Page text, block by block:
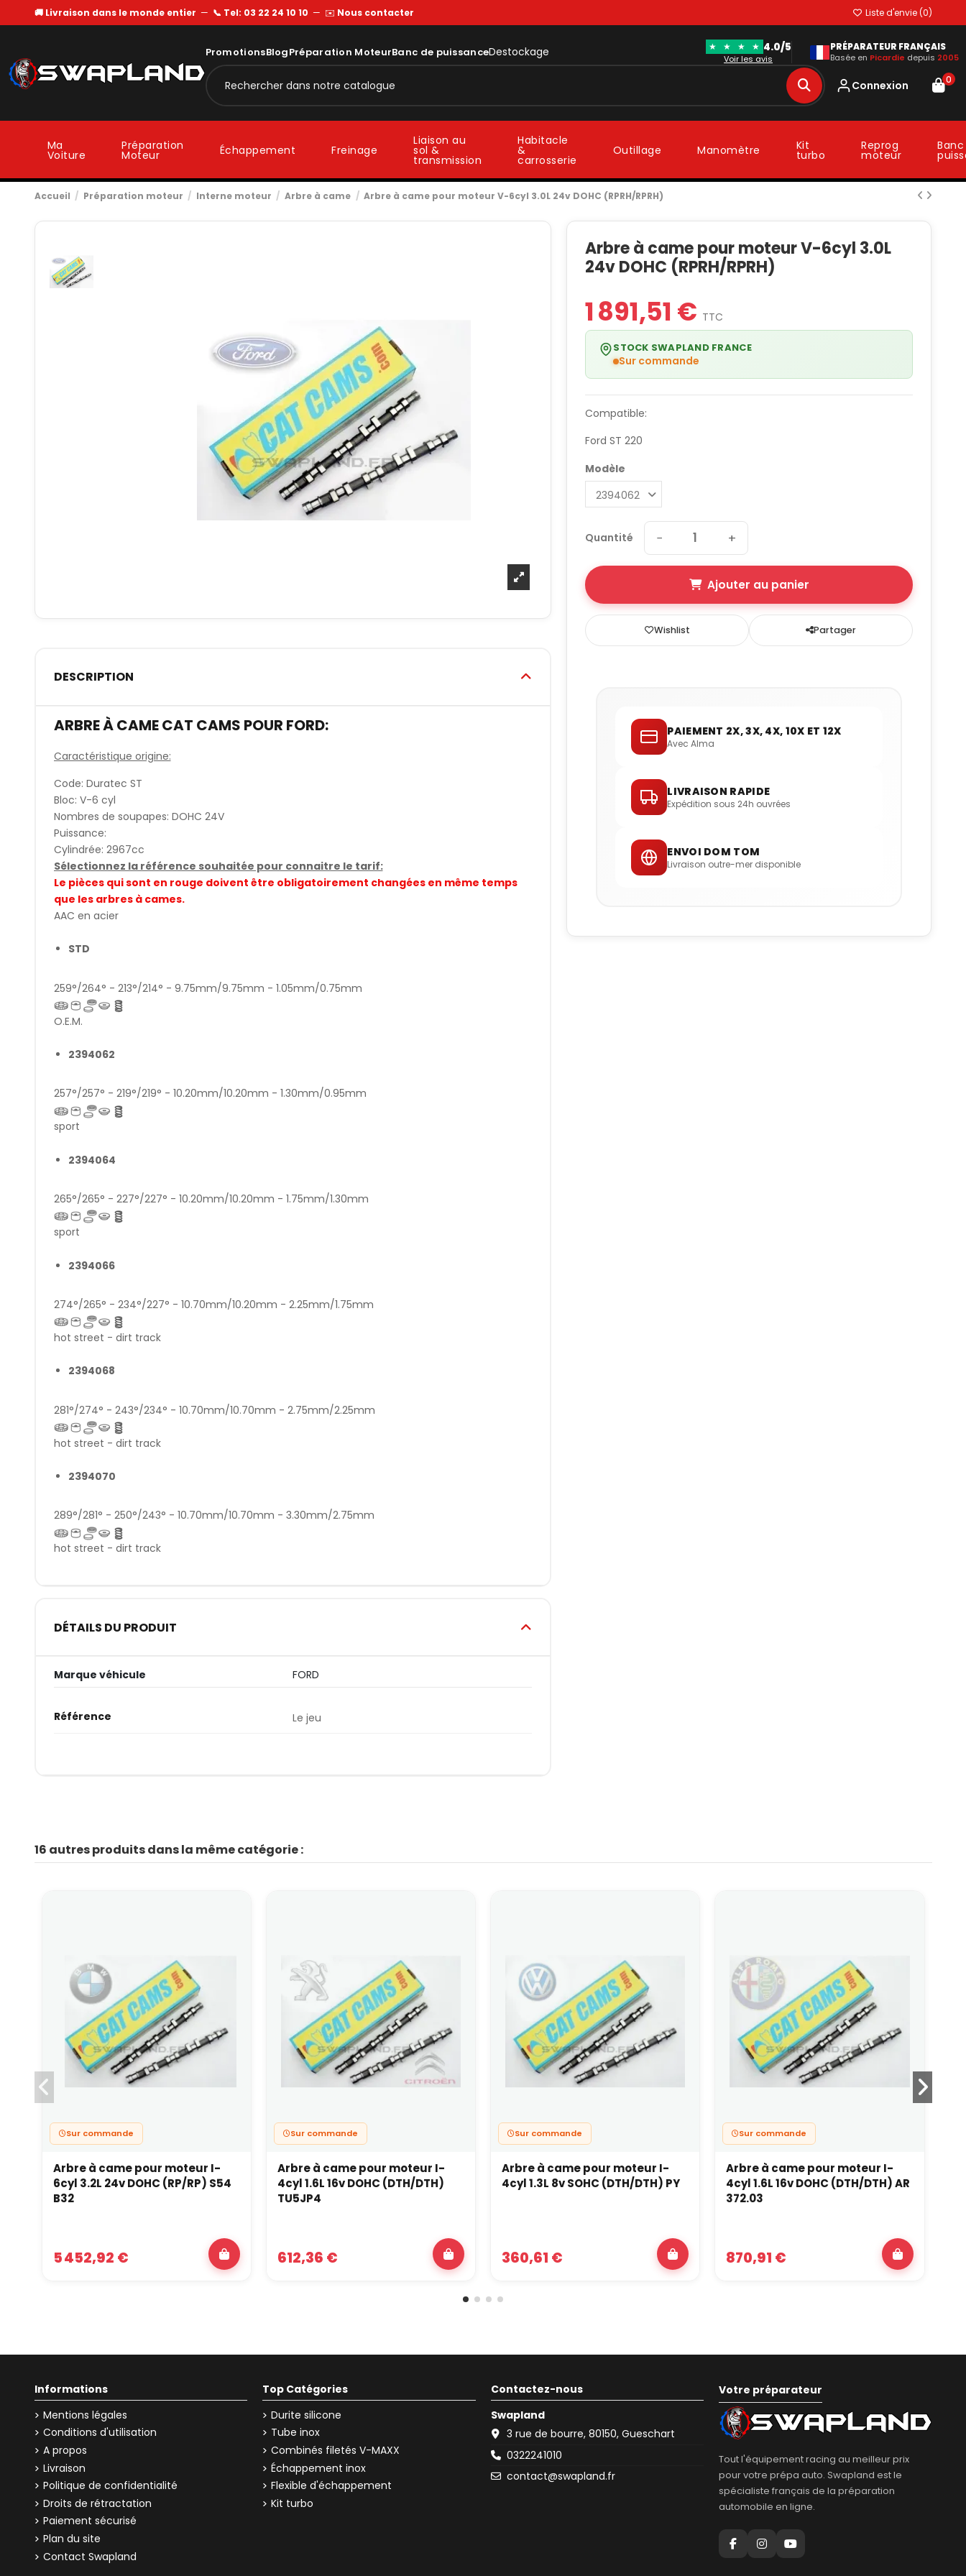
🚚 Livraison dans le monde entier — 📞 Tel: 03 22 24 10 10 — ✉️ Nous contacter Liste d'envie (0)
PromotionsBlogPréparation MoteurBanc de puissanceDestockage ★ ★ ★ ★ 4.0/5
Voir les avis
PRÉPARATEUR FRANÇAIS
Basée en Picardie depuis 2005
Connexion 0
Ma
Voiture
Préparation
Moteur Échappement Freinage
Liaison au
sol &
transmission
Habitacle
&
carrosserie
Outillage Manomètre Kit
turbo
Reprog
moteur
Accueil Préparation moteur Interne moteur Arbre à came Arbre à came pour moteur V-6cyl 3.0L 24v DOHC (RPRH/RPRH)
DESCRIPTION
ARBRE À CAME CAT CAMS POUR FORD:
Caractéristique origine:
Code: Duratec ST
Bloc: V-6 cyl
Nombres de soupapes: DOHC 24V
Puissance:
Cylindrée: 2967cc
Sélectionnez la référence souhaitée pour connaitre le tarif:
Le pièces qui sont en rouge doivent être obligatoirement changées en même temps
que les arbres à cames.
AAC en acier
STD
259°/264° - 213°/214° - 9.75mm/9.75mm - 1.05mm/0.75mm
O.E.M.
2394062
257°/257° - 219°/219° - 10.20mm/10.20mm - 1.30mm/0.95mm
sport
2394064
265°/265° - 227°/227° - 10.20mm/10.20mm - 1.75mm/1.30mm
sport
2394066
274°/265° - 234°/227° - 10.70mm/10.20mm - 2.25mm/1.75mm
hot street - dirt track
2394068
281°/274° - 243°/234° - 10.70mm/10.70mm - 2.75mm/2.25mm
hot street - dirt track
2394070
289°/281° - 250°/243° - 10.70mm/10.70mm - 3.30mm/2.75mm
hot street - dirt track
DÉTAILS DU PRODUIT
Marque véhicule FORD
Référence Le jeu
Arbre à came pour moteur V-6cyl 3.0L
24v DOHC (RPRH/RPRH)
1 891,51 € TTC
STOCK SWAPLAND FRANCE
Sur commande
Compatible:
Ford ST 220
Modèle
Quantité − +
Ajouter au panier
Wishlist Partager
PAIEMENT 2X, 3X, 4X, 10X ET 12X
Avec Alma
LIVRAISON RAPIDE
Expédition sous 24h ouvrées
ENVOI DOM TOM
Livraison outre-mer disponible
16 autres produits dans la même catégorie :
Sur commande
Arbre à came pour moteur I-
6cyl 3.2L 24v DOHC (RP/RP) S54
B32
5 452,92 €
Sur commande
Arbre à came pour moteur I-
4cyl 1.6L 16v DOHC (DTH/DTH)
TU5JP4
612,36 €
Sur commande
Arbre à came pour moteur I-
4cyl 1.3L 8v SOHC (DTH/DTH) PY
360,61 €
Sur commande
Arbre à came pour moteur I-
4cyl 1.6L 16v DOHC (DTH/DTH) AR
372.03
870,91 €
Informations
Mentions légales
Conditions d'utilisation
A propos
Livraison
Politique de confidentialité
Droits de rétractation
Paiement sécurisé
Plan du site
Contact Swapland
Top Catégories
Durite silicone
Tube inox
Combinés filetés V-MAXX
Échappement inox
Flexible d'échappement
Kit turbo
Contactez-nous
Swapland
3 rue de bourre, 80150, Gueschart
0322241010
contact@swapland.fr
Votre préparateur
Tout l'équipement racing au meilleur prix
pour votre prépa auto. Swapland est le
spécialiste français de la préparation
automobile en ligne.